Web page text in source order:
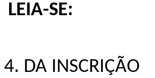
LEIA-SE:
4. DA INSCRIÇÃO